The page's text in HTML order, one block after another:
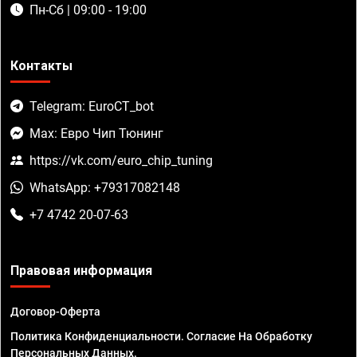
Пн-Сб | 09:00 - 19:00
Контакты
Telegram: EuroCT_bot
Max: Евро Чип Тюнинг
https://vk.com/euro_chip_tuning
WhatsApp: +79317082148
+7 4742 20-07-63
Правовая информация
Договор-Оферта
Политика Конфиденциальности. Согласие На Обработку
Персональных Данных.